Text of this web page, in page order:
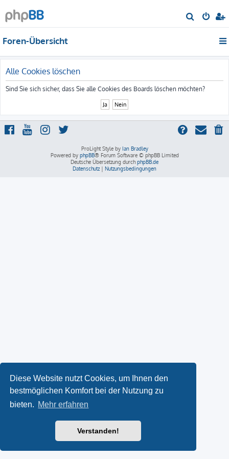
Diese Website nutzt Cookies, um Ihnen den
bestmöglichen Komfort bei der Nutzung zu
bieten. Mehr erfahren
Verstanden!
u
Foren-Übersicht
Alle Cookies löschen
Sind Sie sich sicher, dass Sie alle Cookies des Boards löschen möchten?
ProLight Style by Ian Bradley
Powered by phpBB® Forum Software © phpBB Limited
Deutsche Übersetzung durch phpBB.de
Datenschutz | Nutzungsbedingungen